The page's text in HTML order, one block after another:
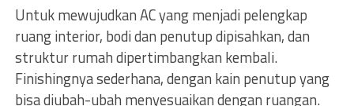
Untuk mewujudkan AC yang menjadi pelengkap
ruang interior, bodi dan penutup dipisahkan, dan
struktur rumah dipertimbangkan kembali.
Finishingnya sederhana, dengan kain penutup yang
bisa diubah-ubah menyesuaikan dengan ruangan.